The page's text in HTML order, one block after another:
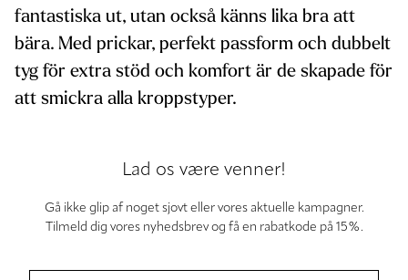
fantastiska ut, utan också känns lika bra att
bära. Med prickar, perfekt passform och dubbelt
tyg för extra stöd och komfort är de skapade för
att smickra alla kroppstyper.
Lad os være venner!
Gå ikke glip af noget sjovt eller vores aktuelle kampagner.
Tilmeld dig vores nyhedsbrev og få en rabatkode på 15%.